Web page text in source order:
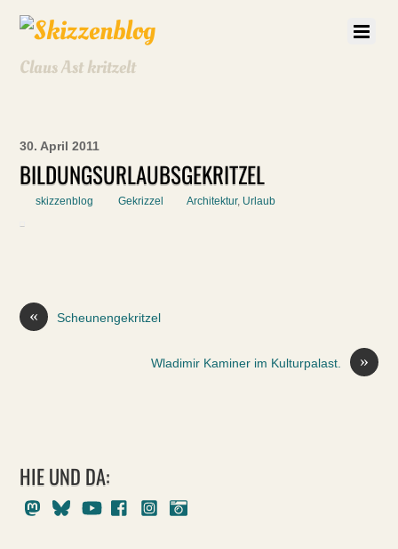
Claus Ast kritzelt
30. April 2011
BILDUNGSURLAUBSGEKRITZEL
skizzenblog Gekrizzel Architektur, Urlaub
« Scheunengekritzel
»
Wladimir Kaminer im Kulturpalast.
HIE UND DA:
MastodonBlueskyYoutubeFacebookInstagram